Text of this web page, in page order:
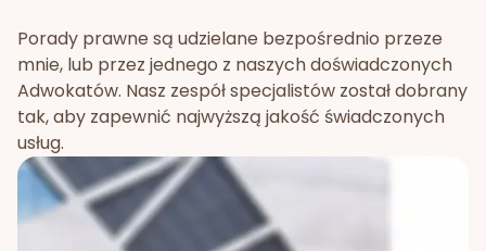
Porady prawne są udzielane bezpośrednio przeze
mnie, lub przez jednego z naszych doświadczonych
Adwokatów. Nasz zespół specjalistów został dobrany
tak, aby zapewnić najwyższą jakość świadczonych
usług.